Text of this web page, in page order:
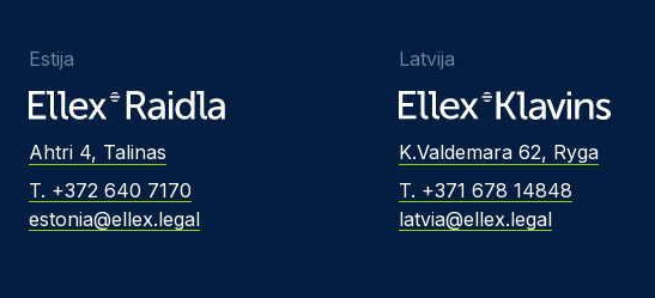
Estija
Ahtri 4, Talinas
T. +372 640 7170
estonia@ellex.legal
Latvija
K.Valdemara 62, Ryga
T. +371 678 14848
latvia@ellex.legal